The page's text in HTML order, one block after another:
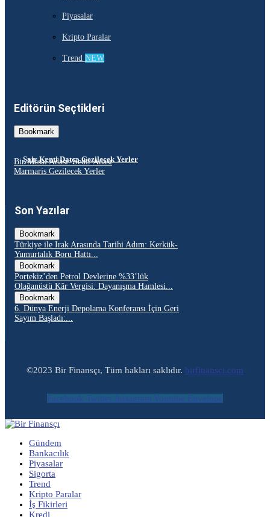
Piyasalar
Kripto Paralar
Trend NEW
Editörün Seçtikleri
Bookmark
Şair Kenti Datça Gezilecek Yerler
Bir Masal Adası: Sedir Adası
Marmaris Gezilecek Yerler
Son Yazılar
Bookmark
Türkiye ile Irak Arasında Tarihi Adım: Kerkük-
Yumurtalık Boru Hattı...
Bookmark
Portekiz’den Petrol Devlerine %33’lük
Olağanüstü Kâr Vergisi: Dayanışma Hamlesi...
Bookmark
6. Dünya Enerji Depolama Konferansı İçin Geri
Sayım Başladı:...
©2023 Bir Finansçı, Tüm hakları saklıdır. birfinansci.com
Facebook Twitter Instagram Youtube Envelope
Gündem
Bankacılık
Piyasalar
Sigorta
Trend
Kripto Paralar
İş Fikirleri
Kredi